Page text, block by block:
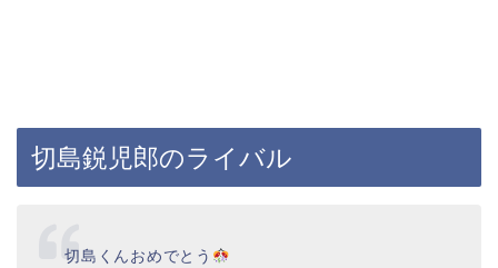
切島鋭児郎のライバル
切島くんおめでとう